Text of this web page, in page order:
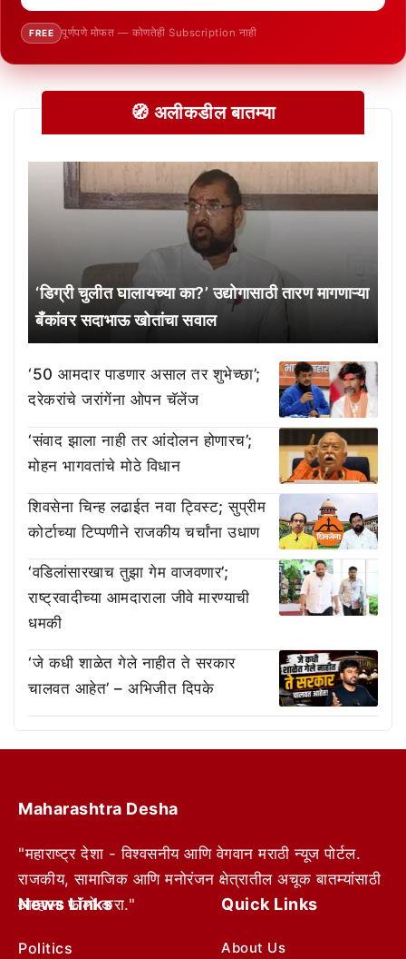
FREE पूर्णपणे मोफत — कोणतेही Subscription नाही
🧭 अलीकडील बातम्या
‘डिग्री चुलीत घालायच्या का?’ उद्योगासाठी तारण मागणाऱ्या
बँकांवर सदाभाऊ खोतांचा सवाल
‘50 आमदार पाडणार असाल तर शुभेच्छा’;
दरेकरांचे जरांगेंना ओपन चॅलेंज
‘संवाद झाला नाही तर आंदोलन होणारच’;
मोहन भागवतांचे मोठे विधान
शिवसेना चिन्ह लढाईत नवा ट्विस्ट; सुप्रीम
कोर्टाच्या टिप्पणीने राजकीय चर्चांना उधाण
‘वडिलांसारखाच तुझा गेम वाजवणार’;
राष्ट्रवादीच्या आमदाराला जीवे मारण्याची
धमकी
‘जे कधी शाळेत गेले नाहीत ते सरकार
चालवत आहेत’ – अभिजीत दिपके
Maharashtra Desha
"महाराष्ट्र देशा - विश्वसनीय आणि वेगवान मराठी न्यूज पोर्टल.
राजकीय, सामाजिक आणि मनोरंजन क्षेत्रातील अचूक बातम्यांसाठी
आम्हाला फॉलो करा."
News Links
Politics
Quick Links
About Us